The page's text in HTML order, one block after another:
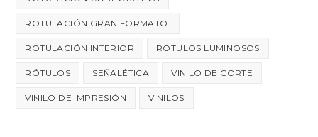
ROTULACIÓN GRAN FORMATO.
ROTULACIÓN INTERIOR ROTULOS LUMINOSOS
RÓTULOS SEÑALÉTICA VINILO DE CORTE
VINILO DE IMPRESIÓN VINILOS